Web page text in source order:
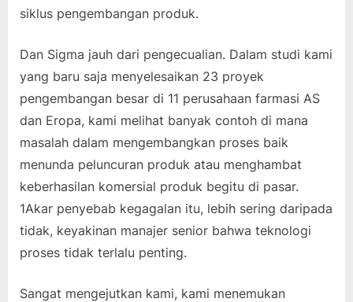
siklus pengembangan produk.
Dan Sigma jauh dari pengecualian. Dalam studi kami
yang baru saja menyelesaikan 23 proyek
pengembangan besar di 11 perusahaan farmasi AS
dan Eropa, kami melihat banyak contoh di mana
masalah dalam mengembangkan proses baik
menunda peluncuran produk atau menghambat
keberhasilan komersial produk begitu di pasar.
1Akar penyebab kegagalan itu, lebih sering daripada
tidak, keyakinan manajer senior bahwa teknologi
proses tidak terlalu penting.
Sangat mengejutkan kami, kami menemukan